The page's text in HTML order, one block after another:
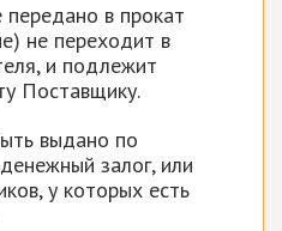
в прокат
не переходит в
и подлежит
Поставщику.
выдано по
залог, или
у которых есть